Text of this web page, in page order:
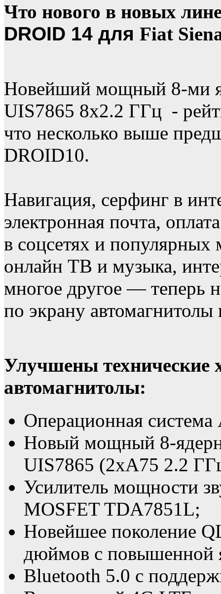
Что нового в новых
DROID 14 для Fiat
Новейший мощный 8-ми
UIS7865 8х2.2 ГГц -
что несколько выше
DROID10.
Навигация, серфинг в
электронная почта,
в соцсетях и
онлайн ТВ и музыка,
многое другое — теперь
по экрану
Улучшены технические
автомагнитолы:
Операционная
Новый мощный 8-
UIS7865 (2xA75 2.2
Усилитель мощности
MOSFET TDA7851L;
Новейшее поколение
дюймов с повышенной
Bluetooth 5.0 с